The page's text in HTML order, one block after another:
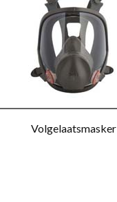
Volgelaatsmasker